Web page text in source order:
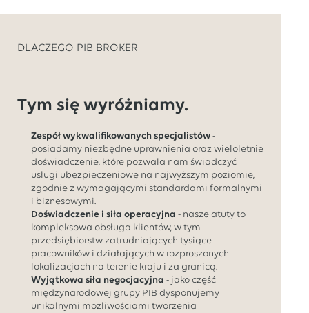
DLACZEGO PIB BROKER
Tym się wyróżniamy.
Zespół wykwalifikowanych specjalistów -
posiadamy niezbędne uprawnienia oraz wieloletnie
doświadczenie, które pozwala nam świadczyć
usługi ubezpieczeniowe na najwyższym poziomie,
zgodnie z wymagającymi standardami formalnymi
i biznesowymi.
Doświadczenie i siła operacyjna - nasze atuty to
kompleksowa obsługa klientów, w tym
przedsiębiorstw zatrudniających tysiące
pracowników i działających w rozproszonych
lokalizacjach na terenie kraju i za granicą.
Wyjątkowa siła negocjacyjna - jako część
międzynarodowej grupy PIB dysponujemy
unikalnymi możliwościami tworzenia